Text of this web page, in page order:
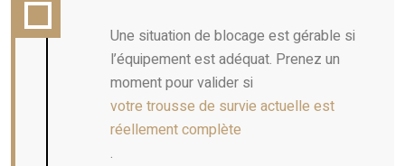
Une situation de blocage est gérable si
l’équipement est adéquat. Prenez un
moment pour valider si
votre trousse de survie actuelle est
réellement complète
.